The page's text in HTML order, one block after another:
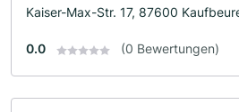
Kaiser-Max-Str. 17, 87600
0.0 (0 Bewertungen)